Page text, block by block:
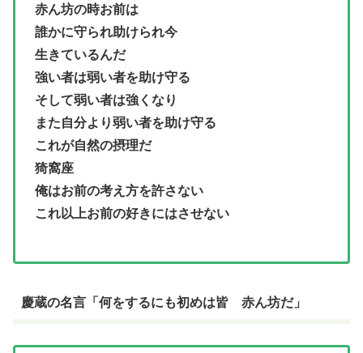
赤ん坊の時お前は
誰かに守られ助けられ今
生きているんだ
強い者は弱い者を助け守る
そして弱い者は強くなり
また自分より弱い者を助け守る
これが自然の摂理だ
猗窩座
俺はお前の考え方を許さない
これ以上お前の好きにはさせない
慶蔵の名言「何をするにも初めは皆 赤ん坊だ」